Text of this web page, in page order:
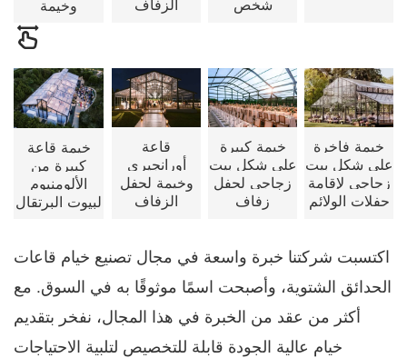
وخيمة
خيمة قاعة
كبيرة من
الألومنيوم
لبيوت البرتقال
قاعة
أورانجيري
وخيمة لحفل
الزفاف
خيمة كبيرة
على شكل بيت
زجاجي لحفل
زفاف
خيمة فاخرة
على شكل بيت
زجاجي لإقامة
حفلات الولائم
اكتسبت شركتنا خبرة واسعة في مجال تصنيع خيام قاعات
الحدائق الشتوية، وأصبحت اسمًا موثوقًا به في السوق. مع
أكثر من عقد من الخبرة في هذا المجال، نفخر بتقديم
خيام عالية الجودة قابلة للتخصيص لتلبية الاحتياجات